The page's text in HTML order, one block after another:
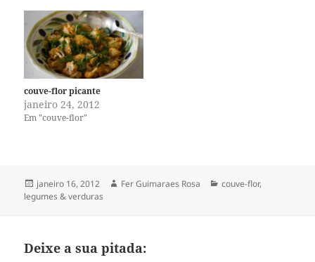
couve-flor picante
janeiro 24, 2012
Em "couve-flor"
Publicado
em
janeiro 16, 2012 Autor
Fer Guimaraes Rosa Categorias
couve-flor,
legumes & verduras
Deixe a sua pitada: